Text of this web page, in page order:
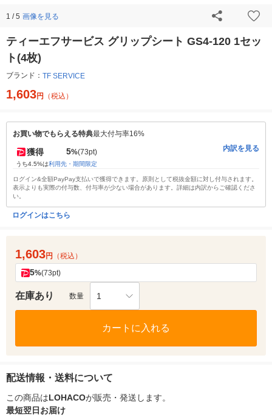
1 / 5 画像を見る
ティーエフサービス グリップシート GS4-120 1セッ
ト(4枚)
ブランド： TF SERVICE
1,603円 （税込）
お買い物でもらえる特典最大付与率16%
獲得 5%(73pt)
うち4.5%は利用先・期間限定
内訳を見る
ログイン&全額PayPay支払いで獲得できます。原則として税抜金額に対し付与されます。
表示よりも実際の付与数、付与率が少ない場合があります。詳細は内訳からご確認くださ
い。
ログインはこちら
1,603円 （税込）
5%(73pt)
在庫あり 数量 1
カートに入れる
配送情報・送料について
この商品はLOHACOが販売・発送します。
最短翌日お届け